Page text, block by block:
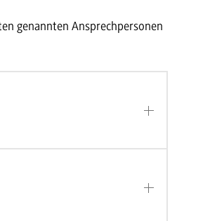
genannten Ansprechpersonen